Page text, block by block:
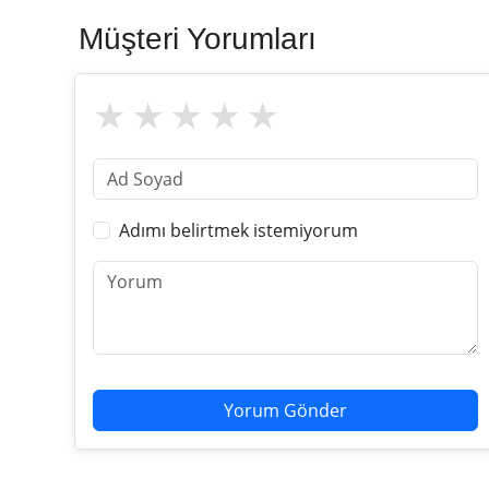
Müşteri Yorumları
Adımı belirtmek istemiyorum
Yorum Gönder